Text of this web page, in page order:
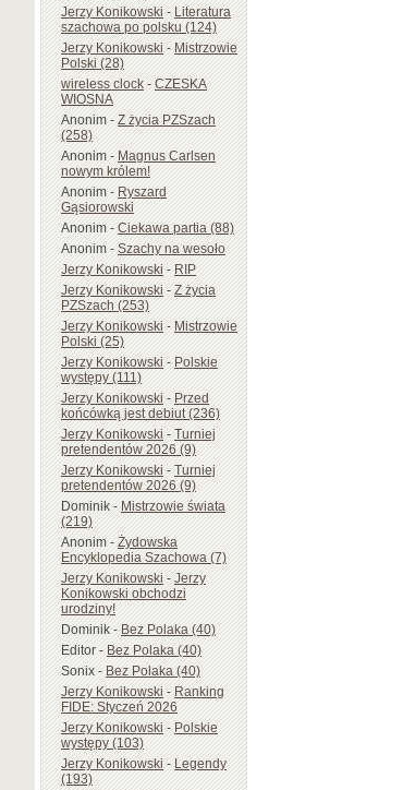
Jerzy Konikowski-Literatura
szachowa po polsku (124)
Jerzy Konikowski-Mistrzowie
Polski (28)
wireless clock-CZESKA
WIOSNA
Anonim-Z życia PZSzach
(258)
Anonim-Magnus Carlsen
nowym królem!
Anonim-Ryszard
Gąsiorowski
Anonim-Ciekawa partia (88)
Anonim-Szachy na wesoło
Jerzy Konikowski-RIP
Jerzy Konikowski-Z życia
PZSzach (253)
Jerzy Konikowski-Mistrzowie
Polski (25)
Jerzy Konikowski-Polskie
występy (111)
Jerzy Konikowski-Przed
końcówką jest debiut (236)
Jerzy Konikowski-Turniej
pretendentów 2026 (9)
Jerzy Konikowski-Turniej
pretendentów 2026 (9)
Dominik-Mistrzowie świata
(219)
Anonim-Żydowska
Encyklopedia Szachowa (7)
Jerzy Konikowski-Jerzy
Konikowski obchodzi
urodziny!
Dominik-Bez Polaka (40)
Editor-Bez Polaka (40)
Sonix-Bez Polaka (40)
Jerzy Konikowski-Ranking
FIDE: Styczeń 2026
Jerzy Konikowski-Polskie
występy (103)
Jerzy Konikowski-Legendy
(193)